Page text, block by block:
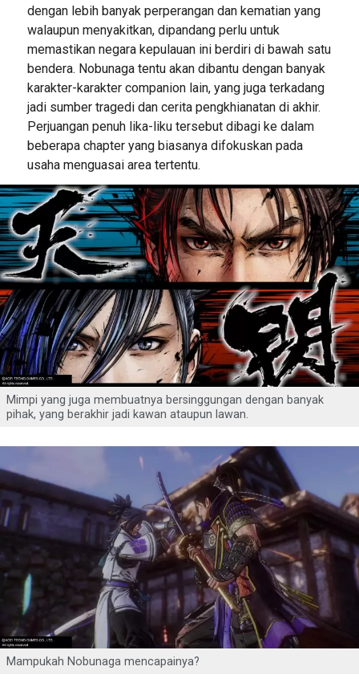
dengan lebih banyak perperangan dan kematian yang
walaupun menyakitkan, dipandang perlu untuk
memastikan negara kepulauan ini berdiri di bawah satu
bendera. Nobunaga tentu akan dibantu dengan banyak
karakter-karakter companion lain, yang juga terkadang
jadi sumber tragedi dan cerita pengkhianatan di akhir.
Perjuangan penuh lika-liku tersebut dibagi ke dalam
beberapa chapter yang biasanya difokuskan pada
usaha menguasai area tertentu.
Mimpi yang juga membuatnya bersinggungan dengan banyak
pihak, yang berakhir jadi kawan ataupun lawan.
Mampukah Nobunaga mencapainya?